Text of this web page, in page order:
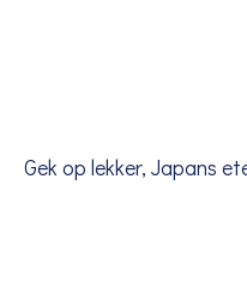
Gek op lekker, Japans